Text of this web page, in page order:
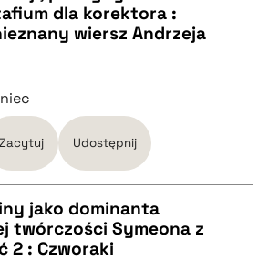
dla korektora :
wiersz Andrzeja
Zacytuj Udostępnij
jako dominanta
twórczości Symeona z
2 : Czworaki